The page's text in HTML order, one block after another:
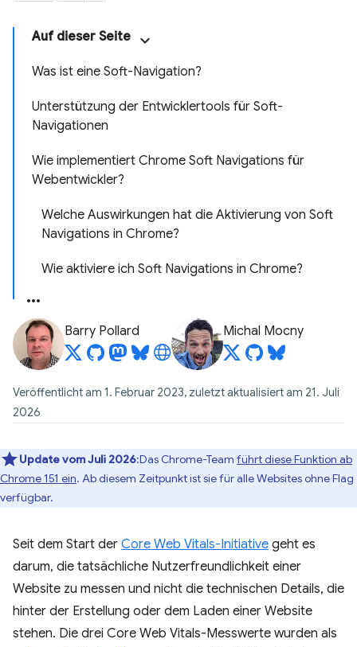
Auf dieser Seite
Was ist eine Soft-Navigation?
Unterstützung der Entwicklertools für Soft-
Navigationen
Wie implementiert Chrome Soft Navigations für
Webentwickler?
Welche Auswirkungen hat die Aktivierung von Soft
Navigations in Chrome?
Wie aktiviere ich Soft Navigations in Chrome?
Barry Pollard Michal Mocny
Veröffentlicht am 1. Februar 2023, zuletzt aktualisiert am 21. Juli
2026
Update vom Juli 2026:Das Chrome-Team führt diese Funktion ab
Chrome 151 ein. Ab diesem Zeitpunkt ist sie für alle Websites ohne Flag
verfügbar.
Seit dem Start der Core Web Vitals-Initiative geht es
darum, die tatsächliche Nutzerfreundlichkeit einer
Website zu messen und nicht die technischen Details, die
hinter der Erstellung oder dem Laden einer Website
stehen. Die drei Core Web Vitals-Messwerte wurden als